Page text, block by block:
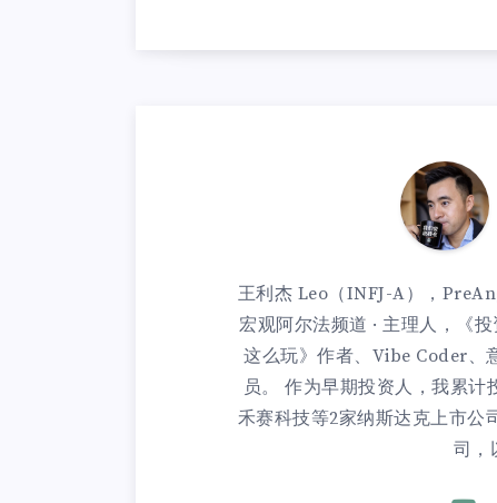
王利杰 Leo（INFJ-A），
宏观阿尔法频道 · 主理人，《
这么玩》作者、Vibe Coder、
员。 作为早期投资人，我累计
禾赛科技等2家纳斯达克上市公
司，